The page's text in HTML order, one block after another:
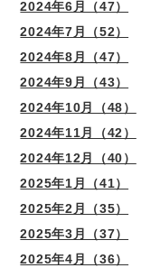
2024年6月（47）
2024年7月（52）
2024年8月（47）
2024年9月（43）
2024年10月（48）
2024年11月（42）
2024年12月（40）
2025年1月（41）
2025年2月（35）
2025年3月（37）
2025年4月（36）